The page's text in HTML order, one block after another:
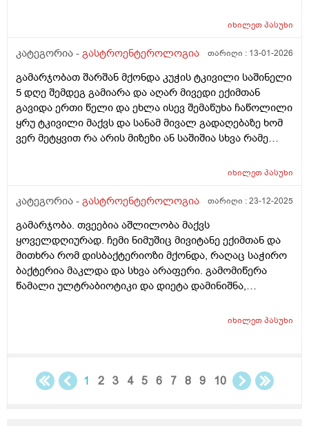
იხილეთპასუხი
კატეგორია - გასტროენტეროლოგია თარიღი : 13-01-2026
გამარჯობათ შარშან მქონდა კუჭის ტკივილი საშინელი
5 დღე შემდეგ გამიარა და აღარ მივედი ექიმთან
გავიდა ერთი წელი და ეხლა ისევ შემაწუხა ჩაწოლილი
ყრუ ტკივილი მაქვს და სანამ მივალ გადაღებაზე ხომ
ვერ მეტყვით რა არის მიზეზი ან საშიშია სხვა რამე
რომ იცის ტკივილი ეგეთი მაქვს გაზების დაგროვებამ
ხომარ იცის გადატანითი ტკივილი
იხილეთპასუხი
კატეგორია - გასტროენტეროლოგია თარიღი :23-12-2025
გამარჯობა. თვეებია აშლილობა მაქვს
ყოველდღიურად. ჩემი ნიმუშიც მივიტანე ექიმთან და
მითხრა რომ დისბაქტერიოზი მქონდა, რაღაც საჭირო
ბაქტერია მაკლდა და სხვა არაფერი. გამომიწერა
წამალი ულტრაბიოტიკი და დიეტა დამინიშნა,
შემდეგ. მე არც რძის ნაწარმს არ ვიღებ არც ზეთიანს
მშველის. მხოლოდ პიურე-პური-ქათმის მოხარშულ
ხორცზე ვიყავი მისვლამდე და არც ეგ მშველოდა. არც
იხილეთპასუხი
1 2 3 4 5 6 7 8 9 10